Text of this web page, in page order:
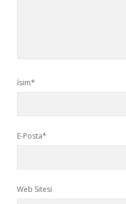
İsim*
E-Posta*
Web Sitesi